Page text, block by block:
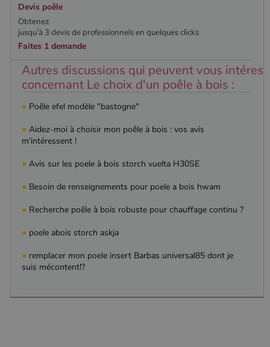
Devis poêle
Obtenez
jusqu’à 3 devis de professionnels en quelques clicks
Faites 1 demande
Autres discussions qui peuvent vous
concernant Le choix d'un poêle à bois :
● Poêle efel modèle "bastogne"
● Aidez-moi à choisir mon poêle à bois : vos avis
m'intéressent !
● Avis sur les poele à bois storch vuelta H30SE
● Besoin de renseignements pour poele a bois hwam
● Recherche poêle à bois robuste pour chauffage continu ?
● poele abois storch askja
● remplacer mon poele insert Barbas universal85 dont je
suis mécontent!?